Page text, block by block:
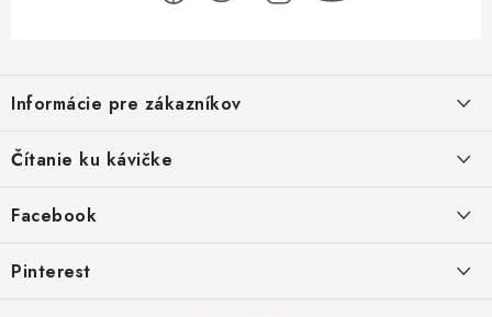
p
ä
Informácie pre zákazníkov
Ako sa registrovať
Čítanie ku kávičke
Facebook
Pinterest